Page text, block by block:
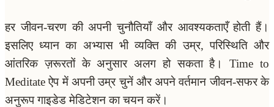
हर जीवन-चरण की अपनी चुनौतियाँ और आवश्यकताएँ होती हैं।
इसलिए ध्यान का अभ्यास भी व्यक्ति की उम्र, परिस्थिति और
आंतरिक ज़रूरतों के अनुसार अलग हो सकता है। Time to
Meditate ऐप में अपनी उम्र चुनें और अपने वर्तमान जीवन-सफर के
अनुरूप गाइडेड मेडिटेशन का चयन करें।